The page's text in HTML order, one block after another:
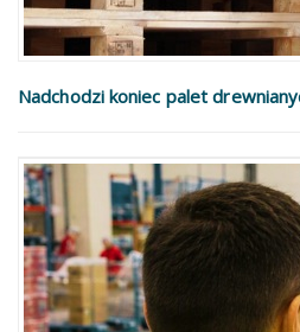
Nadchodzi koniec palet